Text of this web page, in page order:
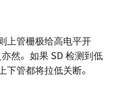
上管栅极给高电平开
然。如果 SD 检测到低
管都将拉低关断。